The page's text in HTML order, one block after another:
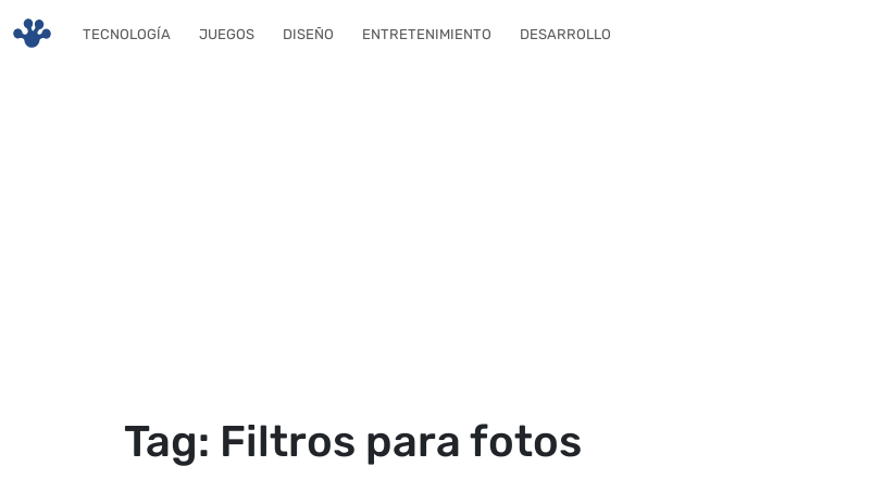
TECNOLOGÍA JUEGOS DISEÑO ENTRETENIMIENTO DESARROLLO
Tag: Filtros para fotos